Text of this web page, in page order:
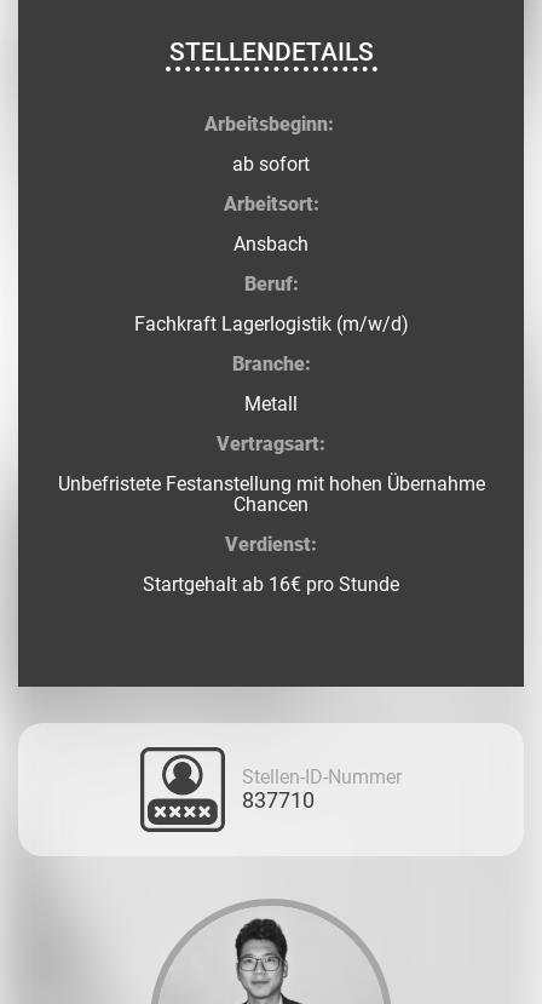
STELLENDETAILS
Arbeitsbeginn:
ab sofort
Arbeitsort:
Ansbach
Beruf:
Fachkraft Lagerlogistik (m/w/d)
Branche:
Metall
Vertragsart:
Unbefristete Festanstellung mit hohen Übernahme
Chancen
Verdienst:
Startgehalt ab 16€ pro Stunde
Stellen-ID-Nummer
837710